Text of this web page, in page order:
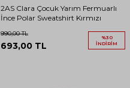
2AS Clara Çocuk Yarım Fermuarlı
İnce Polar Sweatshirt Kırmızı
990,00TL
693,00 TL
%30
İNDIRIM